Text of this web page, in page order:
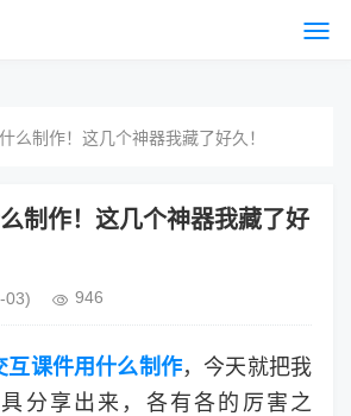
么制作！这几个神器我藏了好久！
制作！这几个神器我藏了好
03) 946
互课件用什么制作，今天就把我
分享出来，各有各的厉害之